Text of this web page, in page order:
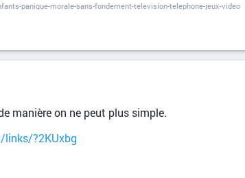
panique-morale-sans-fondement-television-telephone-jeux-video
manière on ne peut plus simple.
?2KUxbg